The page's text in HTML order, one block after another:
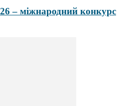
– міжнародний конкурс